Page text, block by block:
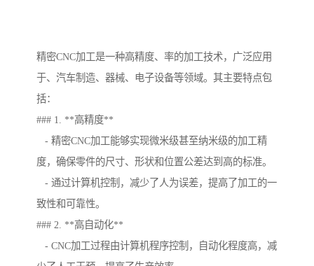
精密CNC加工是一种高精度、率的加工技术，广泛应用
于、汽车制造、器械、电子设备等领域。其主要特点包
括：
### 1. **高精度**
- 精密CNC加工能够实现微米级甚至纳米级的加工精
度，确保零件的尺寸、形状和位置公差达到高的标准。
- 通过计算机控制，减少了人为误差，提高了加工的一
致性和可靠性。
### 2. **高自动化**
- CNC加工过程由计算机程序控制，自动化程度高，减